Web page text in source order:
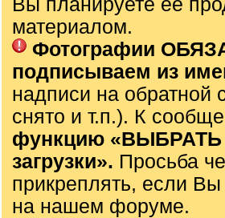
Вы планируете ее
материалом.
Фотографии
подписываем из
надписи на обратной
снято и т.п.). К
функцию
загрузки». Просьба
прикреплять, если
на нашем форуме.